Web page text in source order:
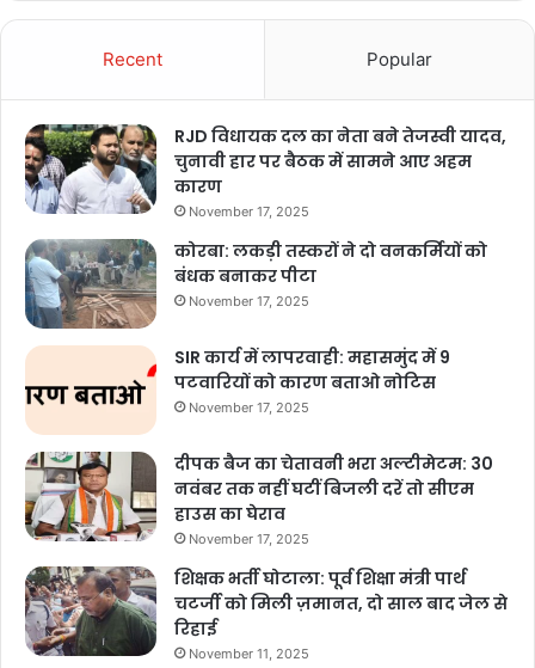
Recent Popular
RJD विधायक दल का नेता बने तेजस्वी यादव,
चुनावी हार पर बैठक में सामने आए अहम
कारण
November 17, 2025
कोरबा: लकड़ी तस्करों ने दो वनकर्मियों को
बंधक बनाकर पीटा
November 17, 2025
SIR कार्य में लापरवाही: महासमुंद में 9
पटवारियों को कारण बताओ नोटिस
November 17, 2025
दीपक बैज का चेतावनी भरा अल्टीमेटम: 30
नवंबर तक नहीं घटीं बिजली दरें तो सीएम
हाउस का घेराव
November 17, 2025
शिक्षक भर्ती घोटाला: पूर्व शिक्षा मंत्री पार्थ
चटर्जी को मिली ज़मानत, दो साल बाद जेल से
रिहाई
November 11, 2025